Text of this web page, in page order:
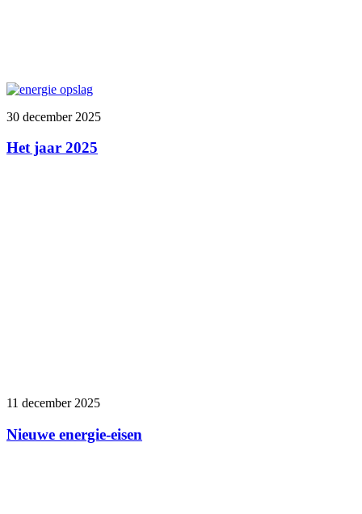
30 december 2025
Het jaar 2025
11 december 2025
Nieuwe energie-eisen